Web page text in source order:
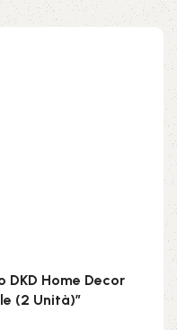
DKD Home Decor
(2 Unità)”